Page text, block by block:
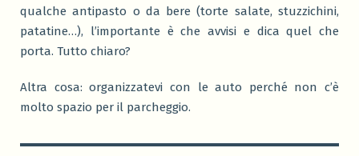
qualche antipasto o da bere (torte salate, stuzzichini,
patatine…), l’importante è che avvisi e dica quel che
porta. Tutto chiaro?
Altra cosa: organizzatevi con le auto perché non c’è
molto spazio per il parcheggio.